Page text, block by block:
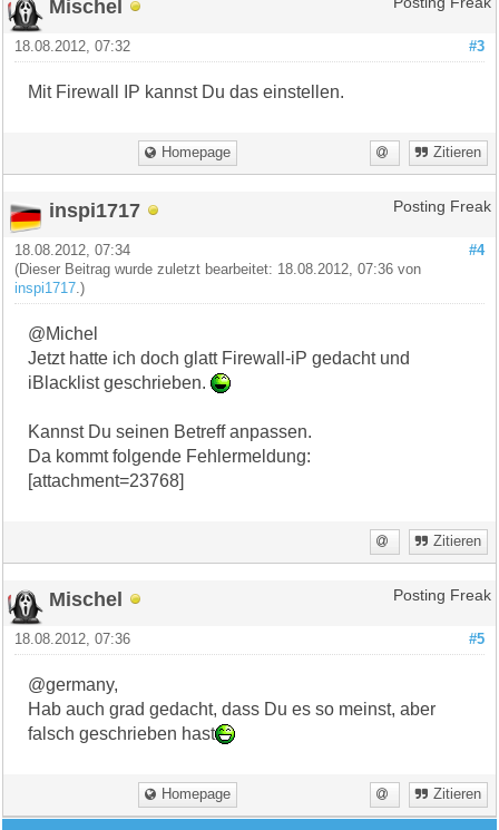
Mischel
#3
18.08.2012, 07:32
Mit Firewall IP kannst Du das einstellen.
Homepage Zitieren
inspi1717 Posting Freak
#4
18.08.2012, 07:34
(Dieser Beitrag wurde zuletzt bearbeitet: 18.08.2012, 07:36 von
inspi1717 .)
@Michel
Jetzt hatte ich doch glatt Firewall-iP gedacht und
iBlacklist geschrieben.
Kannst Du seinen Betreff anpassen.
Da kommt folgende Fehlermeldung:
[attachment=23768]
Zitieren
Mischel Posting Freak
#5
18.08.2012, 07:36
@germany,
Hab auch grad gedacht, dass Du es so meinst, aber
falsch geschrieben hast
Homepage Zitieren